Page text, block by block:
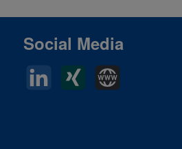
Social Media
LinkedInXing Horn Website